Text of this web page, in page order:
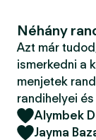
Néhány
Azt már
ismerkedni a
menjetek
randihelyei
Alymbek
Jayma